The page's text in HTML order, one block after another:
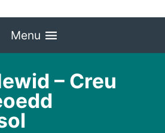
Menu
– Creu